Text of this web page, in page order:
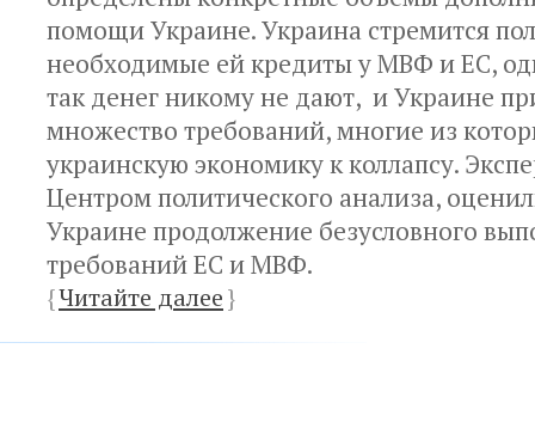
помощи Украине. Украина стремится
необходимые ей кредиты у МВФ и ЕС,
так денег никому не дают, и Украине
множество требований, многие из
украинскую экономику к коллапсу.
Центром политического анализа,
Украине продолжение безусловного
требований ЕС и МВФ.
{Читайте далее}